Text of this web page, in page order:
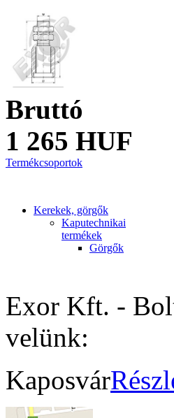
Bruttó
1 265 HUF
Termékcsoportok
Kerekek, görgők
Kaputechnikai
termékek
Görgők
Exor Kft. -
velünk:
Kaposvár